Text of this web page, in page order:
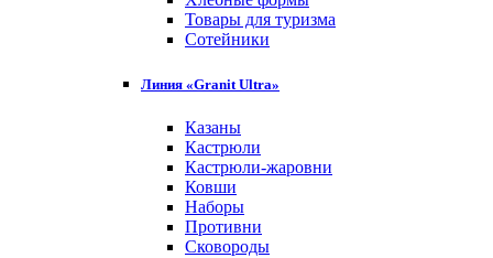
Товары для туризма
Сотейники
Линия «Granit Ultra»
Казаны
Кастрюли
Кастрюли-жаровни
Ковши
Наборы
Противни
Сковороды